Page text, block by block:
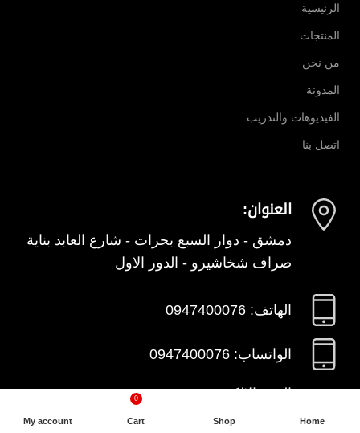
الرئيسية
المنتجات
من نحن
المدونة
الفيديوهات والتدريب
اتصل بنا
العنوان:
دمشق - دوار السبع بحرات - شارع العابد بناية
صراف شخاشيرو - الدور الاول
الهاتف: 0947400076
الواتساب: 0947400076
البريد الالكتروني:
info@sham-detectors.com
Home
Shop
0
Cart
My account